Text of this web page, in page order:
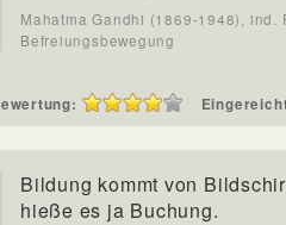
Mahatma Gandhi (1869-1948), ind.
Befreiungsbewegung
Bildung kommt von
hieße es ja Buchung.